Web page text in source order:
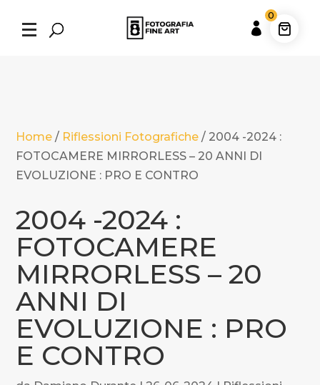

Home / Riflessioni Fotografiche / 2004 -2024 :
FOTOCAMERE MIRRORLESS – 20 ANNI DI
EVOLUZIONE : PRO E CONTRO
2004 -2024 :
FOTOCAMERE
MIRRORLESS – 20
ANNI DI
EVOLUZIONE : PRO
E CONTRO
0